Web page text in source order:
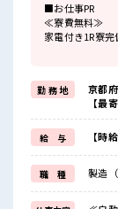
■お仕事PR
≪寮費無料≫
家電付き1R寮完
寮費は無料な
高時給+程よい
≪1R寮完備≫
自宅～職場が
自分で部屋を借
生活に便利な家
≪ヘアカラー
明るすぎたり奇
(規定有)≪機能
制服があるの
勤 務 地
京都
【最
給 与 【時
職 種 製造